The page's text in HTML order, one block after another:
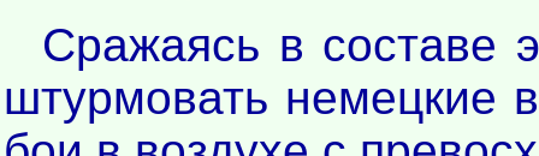
Сражаясь в составе
штурмовать немецкие